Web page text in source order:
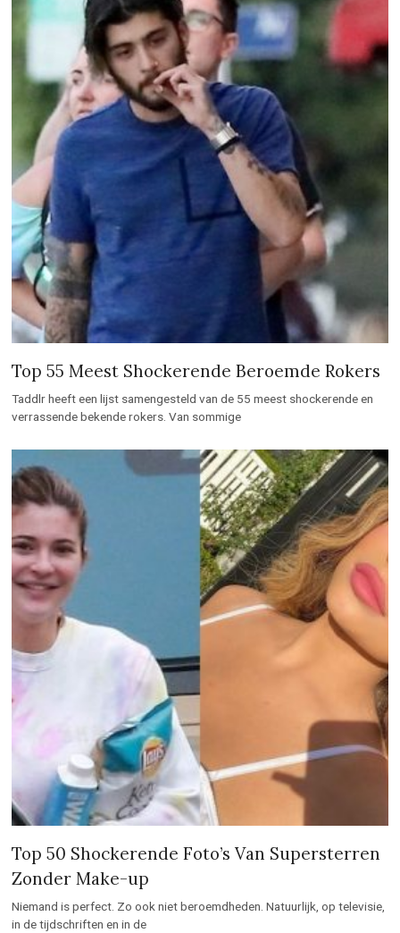
Top 55 Meest Shockerende Beroemde Rokers
Taddlr heeft een lijst samengesteld van de 55 meest shockerende en
verrassende bekende rokers. Van sommige
Top 50 Shockerende Foto’s Van Supersterren
Zonder Make-up
Niemand is perfect. Zo ook niet beroemdheden. Natuurlijk, op televisie,
in de tijdschriften en in de